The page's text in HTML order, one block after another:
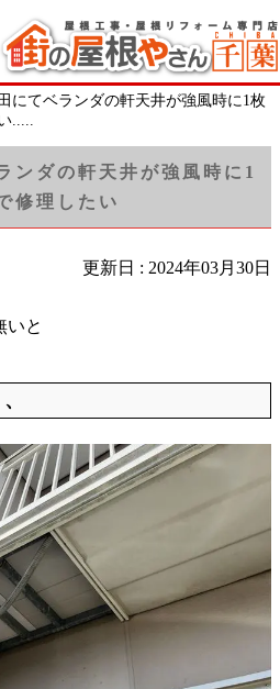
にてベランダの軒天井が強風時に1枚
.....
ンダの軒天井が強風時に1
修理したい
更新日 : 2024年03月30日
いと